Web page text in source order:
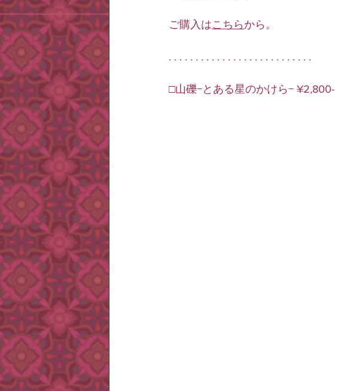
ご購入はこちら から。
. . . . . . . . . . . . . . . . . . . . . . . . . . .
□山礫−とある星のかけら− ¥2,800-